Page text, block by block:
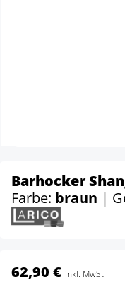
Barhocker
Farbe: braun |
62,90 € inkl. MwSt.